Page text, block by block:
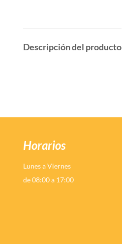
Descripción del producto
Horarios
Lunes a Viernes
de 08:00 a 17:00